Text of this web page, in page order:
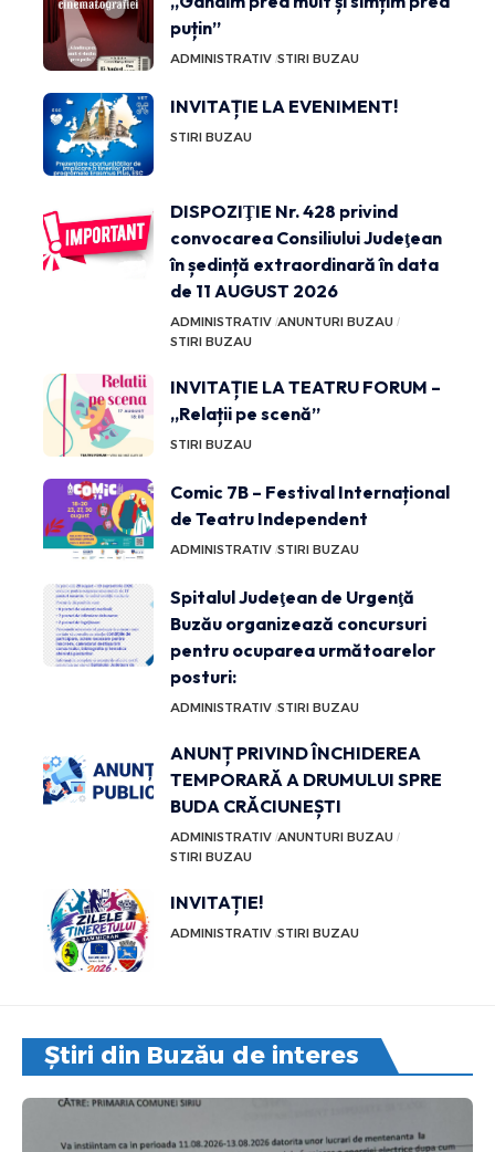
puțin”
ADMINISTRATIV STIRI BUZAU
INVITAȚIE LA EVENIMENT!
STIRI BUZAU
DISPOZIŢIE Nr. 428 privind
convocarea Consiliului Judeţean
în ședință extraordinară în data
de 11 AUGUST 2026
ADMINISTRATIV ANUNTURI BUZAU
STIRI BUZAU
INVITAȚIE LA TEATRU FORUM –
„Relații pe scenă”
STIRI BUZAU
Comic 7B – Festival Internațional
de Teatru Independent
ADMINISTRATIV STIRI BUZAU
Spitalul Judeţean de Urgenţă
Buzău organizează concursuri
pentru ocuparea următoarelor
posturi:
ADMINISTRATIV STIRI BUZAU
ANUNȚ PRIVIND ÎNCHIDEREA
TEMPORARĂ A DRUMULUI SPRE
BUDA CRĂCIUNEȘTI
ADMINISTRATIV ANUNTURI BUZAU
STIRI BUZAU
INVITAȚIE!
ADMINISTRATIV STIRI BUZAU
Știri din Buzău de interes